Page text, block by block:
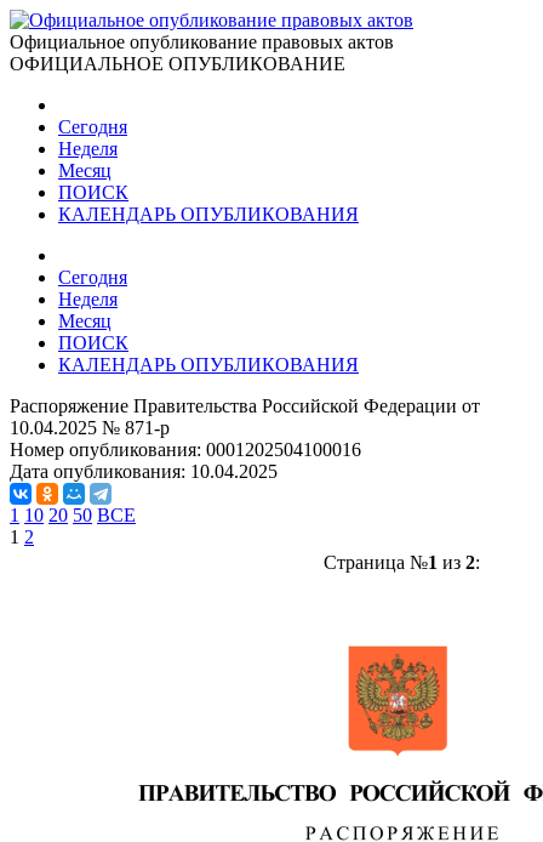
Официальное опубликование правовых актов
ОФИЦИАЛЬНОЕ ОПУБЛИКОВАНИЕ
Сегодня
Неделя
Месяц
ПОИСК
КАЛЕНДАРЬ ОПУБЛИКОВАНИЯ
Сегодня
Неделя
Месяц
ПОИСК
КАЛЕНДАРЬ ОПУБЛИКОВАНИЯ
Распоряжение Правительства Российской Федерации от
10.04.2025 № 871-р
Номер опубликования: 0001202504100016
Дата опубликования: 10.04.2025
1 10 20 50 ВСЕ
1 2
Страница №1 из 2: